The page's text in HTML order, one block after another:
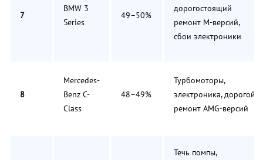
7
BMW 3
Series
49–50%
дорогостоящий
ремонт M-версий,
сбои электроники
8
Mercedes-
Benz C-
Class
48–49%
Турбомоторы,
электроника, дорогой
ремонт AMG-версий
Течь помпы,